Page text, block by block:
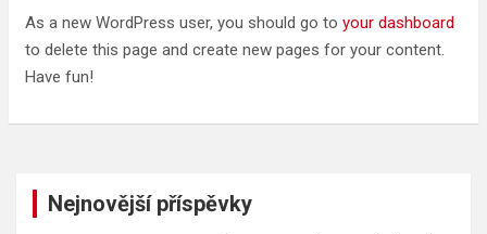
As a new WordPress user, you should go to your dashboard
to delete this page and create new pages for your content.
Have fun!
Nejnovější příspěvky